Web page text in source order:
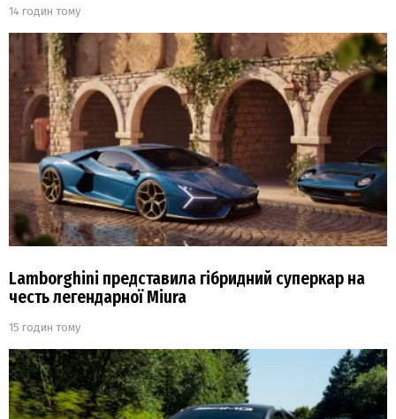
14 годин тому
Lamborghini представила гібридний суперкар на
честь легендарної Miura
15 годин тому